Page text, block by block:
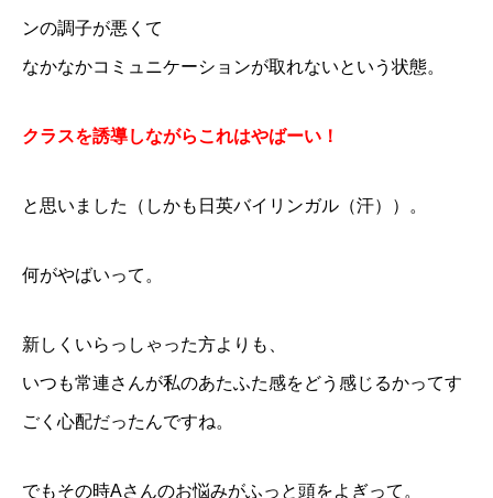
ンの調子が悪くて
なかなかコミュニケーションが取れないという状態。
クラスを誘導しながらこれはやばーい！
と思いました（しかも日英バイリンガル（汗））。
何がやばいって。
新しくいらっしゃった方よりも、
いつも常連さんが私のあたふた感をどう感じるかってす
ごく心配だったんですね。
でもその時Aさんのお悩みがふっと頭をよぎって。